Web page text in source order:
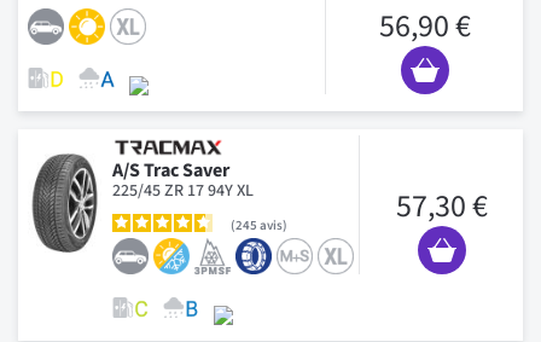
56,90 €
A/S Trac Saver
225/45 ZR 17 94Y XL
245 avis 57,30 €